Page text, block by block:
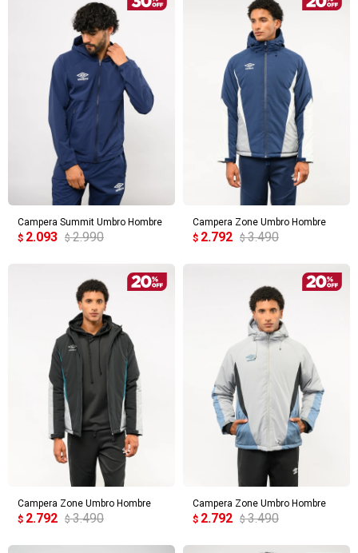
Campera Summit Umbro Hombre
$ 2.093 $ 2.990
Campera Zone Umbro Hombre
$ 2.792 $ 3.490
Campera Zone Umbro Hombre
$ 2.792 $ 3.490
Campera Zone Umbro Hombre
$ 2.792 $ 3.490